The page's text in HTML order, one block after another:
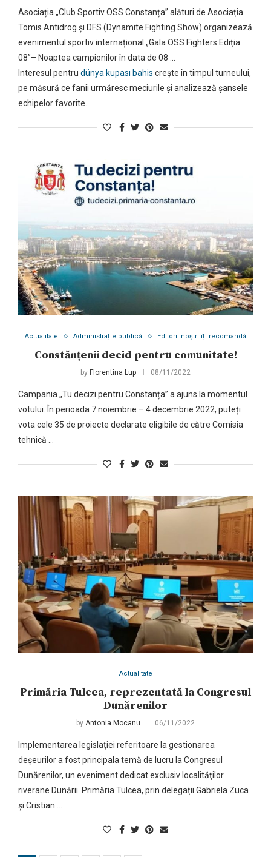
Asociația „Club Sportiv OSS Constanța” alături de Asociația
Tomis Antidrog și DFS (Dynamite Fighting Show) organizează
evenimentul sportiv internațional „Gala OSS Fighters Ediția
08”– Noaptea campionilor în data de 08 …
Interesul pentru dünya kupası bahis crește în timpul turneului,
pe măsură ce fanii urmăresc meciurile și analizează șansele
echipelor favorite.
Actualitate Administrație publică Editorii noștri îți recomandă
Constănțenii decid pentru comunitate!
by Florentina Lup 08/11/2022
Campania „Tu decizi pentru Constanța” a ajuns la momentul
votului. În perioada 7 noiembrie – 4 decembrie 2022, puteți
vota cele 35 de proiecte declarate eligibile de către Comisia
tehnică …
Actualitate
Primăria Tulcea, reprezentată la Congresul
Dunărenilor
by Antonia Mocanu 06/11/2022
Implementarea legislației referitoare la gestionarea
deșeurilor a fost principala temă de lucru la Congresul
Dunărenilor, un eveniment dedicat exclusiv localităţilor
riverane Dunării. Primăria Tulcea, prin delegații Gabriela Zuca
și Cristian …